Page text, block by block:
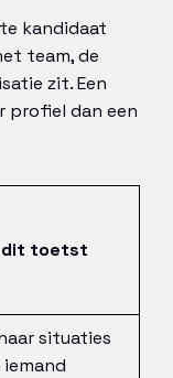
kandidaat
team, de
zit. Een
profiel dan een
dit toetst
situaties